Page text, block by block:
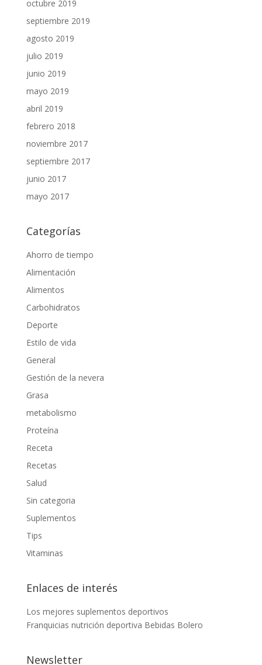
octubre 2019
septiembre 2019
agosto 2019
julio 2019
junio 2019
mayo 2019
abril 2019
febrero 2018
noviembre 2017
septiembre 2017
junio 2017
mayo 2017
Categorías
Ahorro de tiempo
Alimentación
Alimentos
Carbohidratos
Deporte
Estilo de vida
General
Gestión de la nevera
Grasa
metabolismo
Proteína
Receta
Recetas
Salud
Sin categoria
Suplementos
Tips
Vitaminas
Enlaces de interés
Los mejores suplementos deportivos
Franquicias nutrición deportiva Bebidas Bolero
Newsletter